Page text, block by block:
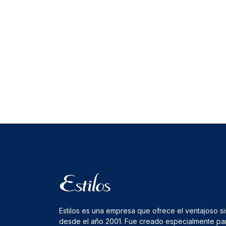
Estilos es una empresa que ofrece el ventajoso
desde el año 2001. Fue creado especialmente